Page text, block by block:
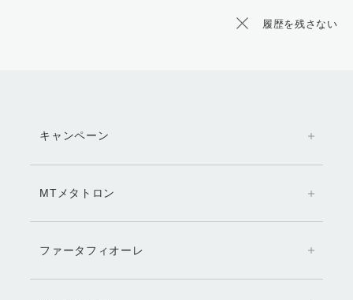
履歴を残さない
キャンペーン
MTメタトロン
ファータフィオーレ